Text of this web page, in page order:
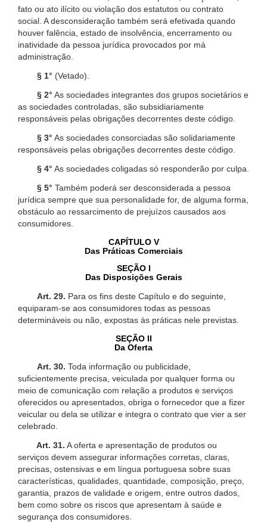
fato ou ato ilícito ou violação dos estatutos ou contrato
social. A desconsideração também será efetivada quando
houver falência, estado de insolvência, encerramento ou
inatividade da pessoa jurídica provocados por má
administração.
§ 1° (Vetado).
§ 2° As sociedades integrantes dos grupos societários e
as sociedades controladas, são subsidiariamente
responsáveis pelas obrigações decorrentes deste código.
§ 3° As sociedades consorciadas são solidariamente
responsáveis pelas obrigações decorrentes deste código.
§ 4° As sociedades coligadas só responderão por culpa.
§ 5° Também poderá ser desconsiderada a pessoa
jurídica sempre que sua personalidade for, de alguma forma,
obstáculo ao ressarcimento de prejuízos causados aos
consumidores.
CAPÍTULO V
Das Práticas Comerciais
SEÇÃO I
Das Disposições Gerais
Art. 29. Para os fins deste Capítulo e do seguinte,
equiparam-se aos consumidores todas as pessoas
determináveis ou não, expostas às práticas nele previstas.
SEÇÃO II
Da Oferta
Art. 30. Toda informação ou publicidade,
suficientemente precisa, veiculada por qualquer forma ou
meio de comunicação com relação a produtos e serviços
oferecidos ou apresentados, obriga o fornecedor que a fizer
veicular ou dela se utilizar e integra o contrato que vier a ser
celebrado.
Art. 31. A oferta e apresentação de produtos ou
serviços devem assegurar informações corretas, claras,
precisas, ostensivas e em língua portuguesa sobre suas
características, qualidades, quantidade, composição, preço,
garantia, prazos de validade e origem, entre outros dados,
bem como sobre os riscos que apresentam à saúde e
segurança dos consumidores.